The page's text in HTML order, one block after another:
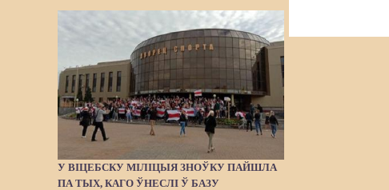
У ВІЦЕБСКУ МІЛІЦЫЯ ЗНОЎКУ ПАЙШЛA
ПА ТЫХ, КАГО ЎНЕСЛІ Ў БАЗУ